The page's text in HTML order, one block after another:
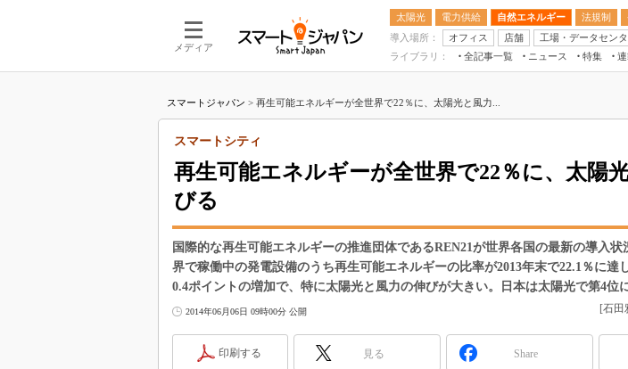
メディア
太陽光 電力供給 自然エネルギー 法規制
導入場所：
オフィス 店舗 工場・データセン
ライブラリ：
全記事一覧 ニュース 特集
スマートジャパン > 再生可能エネルギーが全世界で22％に、太陽光と風力...
再生可能エネルギーが全世界で22％に、太陽
びる
スマートシティ
国際的な再生可能エネルギーの推進団体であるREN21が世界各国の最新の導入状
界で稼働中の発電設備のうち再生可能エネルギーの比率が2013年末で22.1％に達
0.4ポイントの増加で、特に太陽光と風力の伸びが大きい。日本は太陽光で第4位
2014年06月06日 09時00分 公開 [石田
印刷する 見る Share